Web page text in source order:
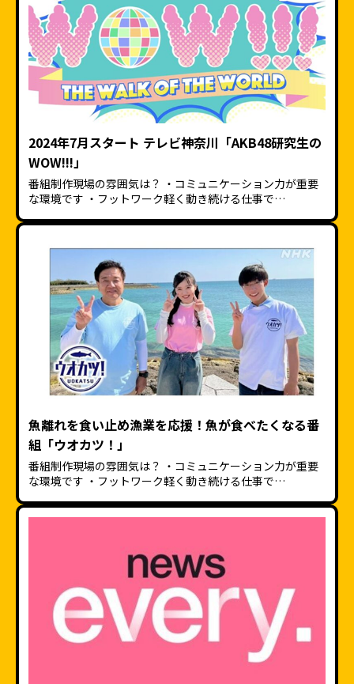
2024年7月スタート テレビ神奈川「AKB48研究生の
WOW!!!」
番組制作現場の雰囲気は？ ・コミュニケーション力が重要
な環境です ・フットワーク軽く動き続ける仕事で…
魚離れを食い止め漁業を応援！魚が食べたくなる番
組「ウオカツ！」
番組制作現場の雰囲気は？ ・コミュニケーション力が重要
な環境です ・フットワーク軽く動き続ける仕事で…